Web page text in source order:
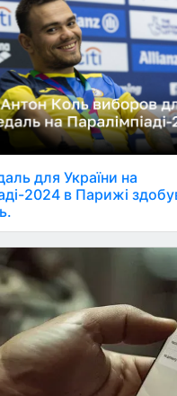
для України на
2024 в Парижі